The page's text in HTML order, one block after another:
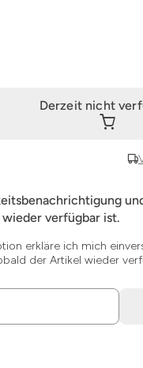
Derzeit nicht
verfügbar ist.
erkläre ich mich
der Artikel wieder